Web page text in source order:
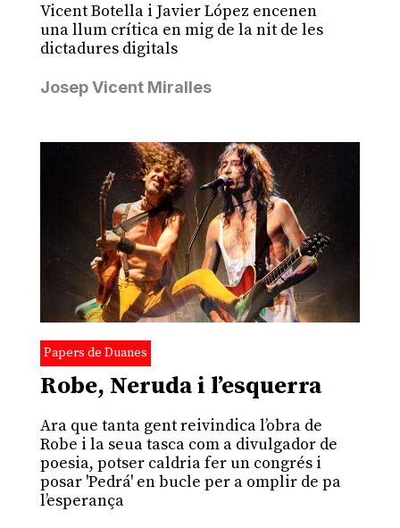
Vicent Botella i Javier López encenen
una llum crítica en mig de la nit de les
dictadures digitals
Josep Vicent Miralles
Papers de Duanes
Robe, Neruda i l’esquerra
Ara que tanta gent reivindica l’obra de
Robe i la seua tasca com a divulgador de
poesia, potser caldria fer un congrés i
posar 'Pedrá' en bucle per a omplir de pa
l’esperança